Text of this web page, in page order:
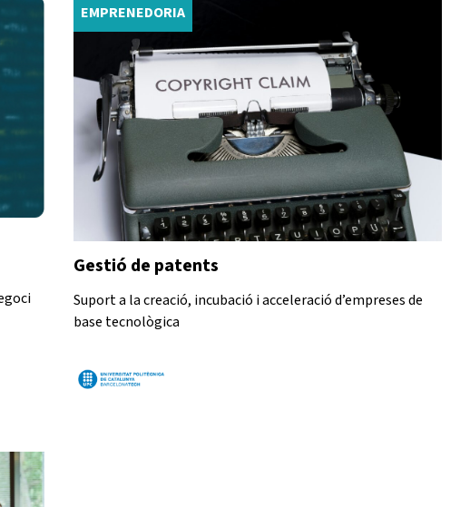
EMPRENEDORIA
Gestió de patents
Suport a la creació, incubació i acceleració d’empreses de
base tecnològica